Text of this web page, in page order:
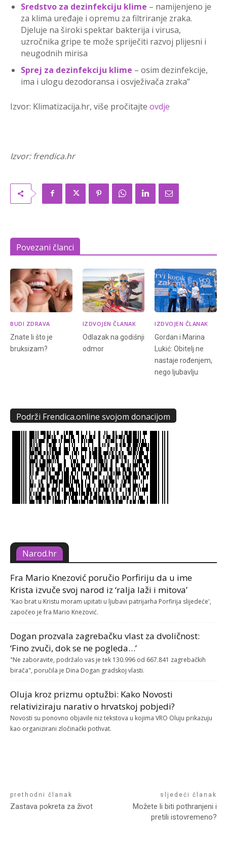
Sredstvo za dezinfekciju klime – namijenjeno je
za klima uređaje i opremu za filtriranje zraka.
Djeluje na široki spektar bakterija i virusa,
uzročnika gripe te može spriječiti razvoj plijesni i
neugodnih mirisa
Sprej za dezinfekciju klime – osim dezinfekcije,
ima i ulogu dezodoransa i osvježivača zraka”
Izvor: Klimatizacija.hr, više pročitajte ovdje
Izvor: frendica.hr
Povezani članci
BUDI ZDRAVA
Znate li što je
bruksizam?
IZDVOJEN ČLANAK
Odlazak na godišnji
odmor
IZDVOJEN ČLANAK
Gordan i Marina
Lukić: Obitelj ne
nastaje rođenjem,
nego ljubavlju
Podrži Frendica.online svojom donacijom
Narod.hr
Fra Mario Knezović poručio Porfiriju da u ime
Krista izvuče svoj narod iz ‘ralja laži i mitova’
'Kao brat u Kristu moram upitati u ljubavi patrijarha Porfirija slijedeće',
započeo je fra Mario Knezović.
Dogan prozvala zagrebačku vlast za dvoličnost:
‘Fino zvuči, dok se ne pogleda…’
"Ne zaboravite, podržalo vas je tek 130.996 od 667.841 zagrebačkih
birača", poručila je Dina Dogan gradskoj vlasti.
Oluja kroz prizmu optužbi: Kako Novosti
relativiziraju narativ o hrvatskoj pobjedi?
Novosti su ponovno objavile niz tekstova u kojima VRO Oluju prikazuju
kao organizirani zločinački pothvat.
prethodni članak
Zastava pokreta za život
sljedeći članak
Možete li biti pothranjeni i
pretili istovremeno?